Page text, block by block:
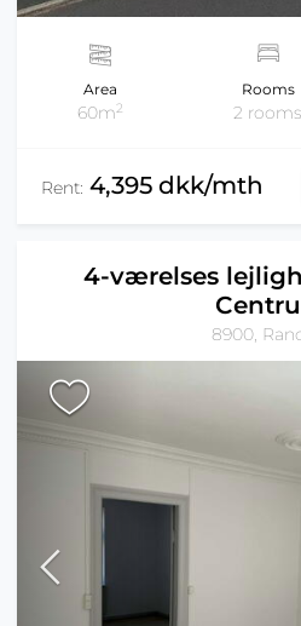
Area
60m2
Rooms
2 rooms
Rent: 4,395 dkk/mth
4-værelses
8900,